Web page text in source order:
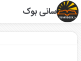
سانی بوک